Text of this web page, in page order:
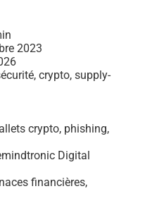
2023
crypto, supply-
crypto, phishing,
Digital
financières,